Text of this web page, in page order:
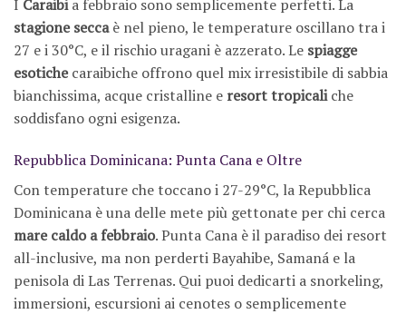
I Caraibia febbraio sono semplicemente perfetti. La
stagione seccaè nel pieno, le temperature oscillano tra i
27 e i 30°C, e il rischio uragani è azzerato. Le spiagge
esotichecaraibiche offrono quel mix irresistibile di sabbia
bianchissima, acque cristalline e resort tropicaliche
soddisfano ogni esigenza.
Repubblica Dominicana: Punta Cana e Oltre
Con temperature che toccano i 27-29°C, la Repubblica
Dominicana è una delle mete più gettonate per chi cerca
mare caldo a febbraio. Punta Cana è il paradiso dei resort
all-inclusive, ma non perderti Bayahibe, Samaná e la
penisola di Las Terrenas. Qui puoi dedicarti a snorkeling,
immersioni, escursioni ai cenotes o semplicemente